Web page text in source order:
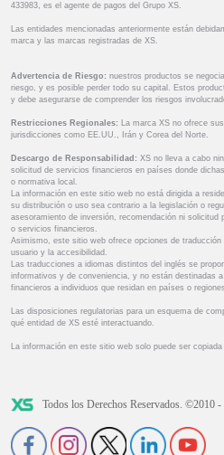
433983, es el agente de pagos del Grupo XS.
Las entidades mencionadas anteriormente están
marca y las marcas registradas de XS.
Advertencia de Riesgo: nuestros productos se
riesgo, y es posible perder todo su capital. Estos
y debe asegurarse de comprender los riesgos
Restricciones Regionales: La marca XS no ofrece
jurisdicciones como EE.UU., Irán y Corea del Norte.
Descargo de Responsabilidad: XS no lleva a cabo
solicitud de servicios financieros en países donde
o normativa local.
La información en este sitio web no está dirigida a
su distribución o uso sea contrario a la legislación o
asesoramiento de inversión, recomendación ni solicitud
o servicios financieros.
Asimismo, este sitio web ofrece opciones de traducción
usuario y la accesibilidad.
Las traducciones a idiomas distintos del inglés se
informativos y de conveniencia, y no están destinadas
financieros a individuos que residan en países o
Las disposiciones regulatorias para un esquema de
qué entidad de XS esté interactuando.
La información en este sitio web solo puede ser
Todos los Derechos Reservados. ©2010 -